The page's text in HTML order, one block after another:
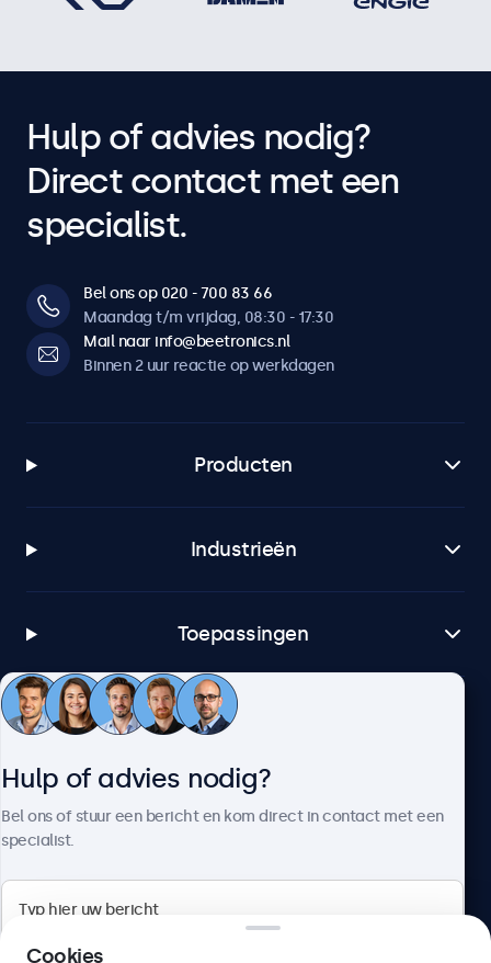
Hulp of advies nodig?
Direct contact met een
specialist.
Bel ons op 020 - 700 83 66
Maandag t/m vrijdag, 08:30 - 17:30
Mail naar info@beetronics.nl
Binnen 2 uur reactie op werkdagen
Producten
Industrieën
Toepassingen
Klantenservice
Hulp of advies nodig?
Bel ons of stuur een bericht en kom direct in contact met een
specialist.
Cookies